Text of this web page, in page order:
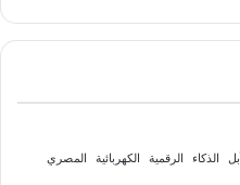
آبل الذكاء الرقمية الكهربائية المصري